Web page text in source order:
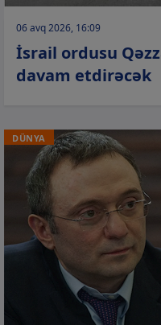
06 avq 2026, 16:09
İsrail ordusu
davam etdirəcək
DÜNYA